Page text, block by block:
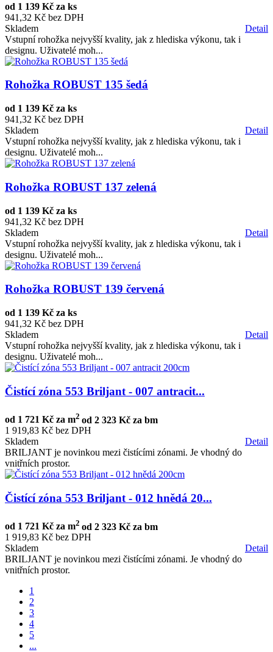
od 1 139 Kč za ks
941,32 Kč bez DPH
Detail
Skladem
Vstupní rohožka nejvyšší kvality, jak z hlediska výkonu, tak i
designu. Uživatelé moh...
Rohožka ROBUST 135 šedá
od 1 139 Kč za ks
941,32 Kč bez DPH
Detail
Skladem
Vstupní rohožka nejvyšší kvality, jak z hlediska výkonu, tak i
designu. Uživatelé moh...
Rohožka ROBUST 137 zelená
od 1 139 Kč za ks
941,32 Kč bez DPH
Detail
Skladem
Vstupní rohožka nejvyšší kvality, jak z hlediska výkonu, tak i
designu. Uživatelé moh...
Rohožka ROBUST 139 červená
od 1 139 Kč za ks
941,32 Kč bez DPH
Detail
Skladem
Vstupní rohožka nejvyšší kvality, jak z hlediska výkonu, tak i
designu. Uživatelé moh...
Čistící zóna 553 Briljant - 007 antracit...
od 1 721 Kč za m2 od 2 323 Kč za bm
1 919,83 Kč bez DPH
Detail
Skladem
BRILJANT je novinkou mezi čistícími zónami. Je vhodný do
vnitřních prostor.
Čistící zóna 553 Briljant - 012 hnědá 20...
od 1 721 Kč za m2 od 2 323 Kč za bm
1 919,83 Kč bez DPH
Detail
Skladem
BRILJANT je novinkou mezi čistícími zónami. Je vhodný do
vnitřních prostor.
1
2
3
4
5
...